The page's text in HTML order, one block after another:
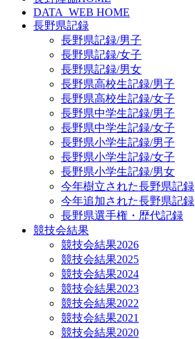
DATA_WEB HOME
長野県記録
長野県記録/男子
長野県記録/女子
長野県記録/男女
長野県高校生記録/男子
長野県高校生記録/女子
長野県中学生記録/男子
長野県中学生記録/女子
長野県小学生記録/男子
長野県小学生記録/女子
長野県小学生記録/男女
今年樹立された長野県記録
今年追加された長野県記録
長野県選手権・歴代記録
競技会結果
競技会結果2026
競技会結果2025
競技会結果2024
競技会結果2023
競技会結果2022
競技会結果2021
競技会結果2020